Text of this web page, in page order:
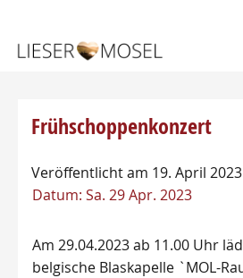
Frühschoppenkonzert
Veröffentlicht am 19. April
Datum: Sa. 29 Apr. 2023
Am 29.04.2023 ab 11.00 Uhr
belgische Blaskapelle `MOL-